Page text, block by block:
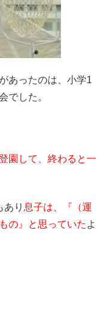
あったのは、小学1
でした。
園して、終わると一
あり 息子は、『（運
の』と思っていた よ